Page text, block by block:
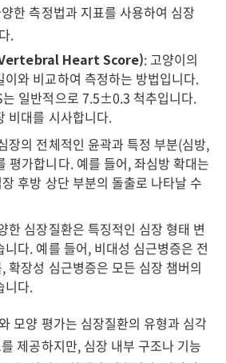
한 측정법과 지표를 사용하여 심장
.
Vertebral Heart Score): 고양이의
이와 비교하여 측정하는 방법입니다.
는 일반적으로 7.5±0.3 척추입니다.
비대를 시사합니다.
장의 전체적인 윤곽과 특정 부분(심방,
평가합니다. 예를 들어, 좌심방 확대는
후방 상단 부분의 돌출로 나타날 수
한 심장질환은 특징적인 심장 형태 변
다. 예를 들어, 비대성 심근병증은 전
확장성 심근병증은 모든 심장 챔버의
니다.
모양 평가는 심장질환의 유형과 심각
제공하지만, 심장 내부 구조나 기능